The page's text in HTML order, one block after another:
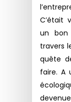
C’était
un bon
travers
quête
faire. A